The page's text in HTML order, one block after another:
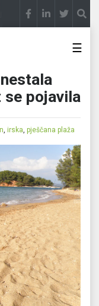
potencijal pretvara u destinaciju
☰
se pojavila
,irska,pješčana plaža